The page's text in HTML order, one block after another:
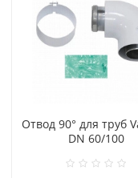
Отвод 90° для труб
DN 60/100